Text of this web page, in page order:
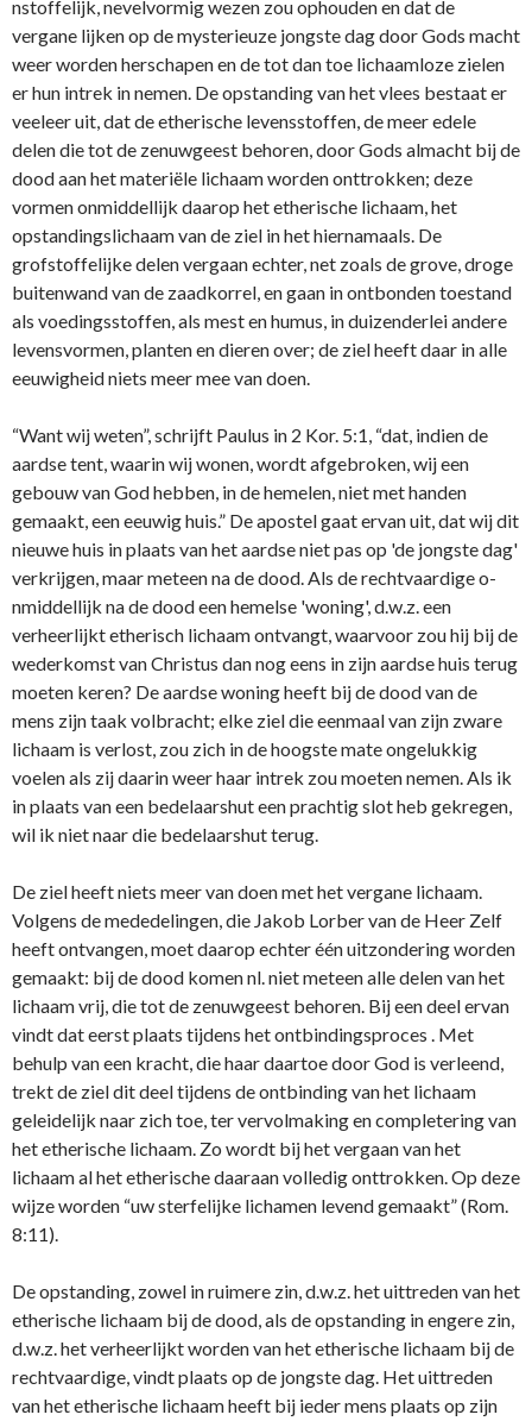
nstoffelijk, nevelvormig wezen zou ophouden en dat de
vergane lijken op de mysterieuze jongste dag door Gods macht
weer worden herschapen en de tot dan toe lichaamloze zielen
er hun intrek in nemen. De opstanding van het vlees bestaat er
veeleer uit, dat de etherische levensstoffen, de meer edele
delen die tot de zenuwgeest behoren, door Gods almacht bij de
dood aan het materiële lichaam worden o­nttrokken; deze
vormen o­nmiddellijk daarop het etherische lichaam, het
opstandingslichaam van de ziel in het hiernamaals. De
grofstoffelijke delen vergaan echter, net zoals de grove, droge
buitenwand van de zaadkorrel, en gaan in o­ntbonden toestand
als voedingsstoffen, als mest en humus, in duizenderlei andere
levensvormen, planten en dieren over; de ziel heeft daar in alle
eeuwigheid niets meer mee van doen.
“Want wij weten”, schrijft Paulus in 2 Kor. 5:1, “dat, indien de
aardse tent, waarin wij wonen, wordt afgebroken, wij een
gebouw van God hebben, in de hemelen, niet met handen
gemaakt, een eeuwig huis.” De apostel gaat ervan uit, dat wij dit
nieuwe huis in plaats van het aardse niet pas op 'de jongste dag'
verkrijgen, maar meteen na de dood. Als de rechtvaardige o­
nmiddellijk na de dood een hemelse 'woning', d.w.z. een
verheerlijkt etherisch lichaam o­ntvangt, waarvoor zou hij bij de
wederkomst van Christus dan nog eens in zijn aardse huis terug
moeten keren? De aardse woning heeft bij de dood van de
mens zijn taak volbracht; elke ziel die eenmaal van zijn zware
lichaam is verlost, zou zich in de hoogste mate o­ngelukkig
voelen als zij daarin weer haar intrek zou moeten nemen. Als ik
in plaats van een bedelaarshut een prachtig slot heb gekregen,
wil ik niet naar die bedelaarshut terug.
De ziel heeft niets meer van doen met het vergane lichaam.
Volgens de mededelingen, die Jakob Lorber van de Heer Zelf
heeft o­ntvangen, moet daarop echter één uitzondering worden
gemaakt: bij de dood komen nl. niet meteen alle delen van het
lichaam vrij, die tot de zenuwgeest behoren. Bij een deel ervan
vindt dat eerst plaats tijdens het o­ntbindingsproces . Met
behulp van een kracht, die haar daartoe door God is verleend,
trekt de ziel dit deel tijdens de o­ntbinding van het lichaam
geleidelijk naar zich toe, ter vervolmaking en completering van
het etherische lichaam. Zo wordt bij het vergaan van het
lichaam al het etherische daaraan volledig o­nttrokken. Op deze
wijze worden “uw sterfelijke lichamen levend gemaakt” (Rom.
8:11).
De opstanding, zowel in ruimere zin, d.w.z. het uittreden van het
etherische lichaam bij de dood, als de opstanding in engere zin,
d.w.z. het verheerlijkt worden van het etherische lichaam bij de
rechtvaardige, vindt plaats op de jongste dag. Het uittreden
van het etherische lichaam heeft bij ieder mens plaats op zijn